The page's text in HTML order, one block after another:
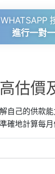
WHATSAPP
進行一對
估價
自己的供款
確地計算每